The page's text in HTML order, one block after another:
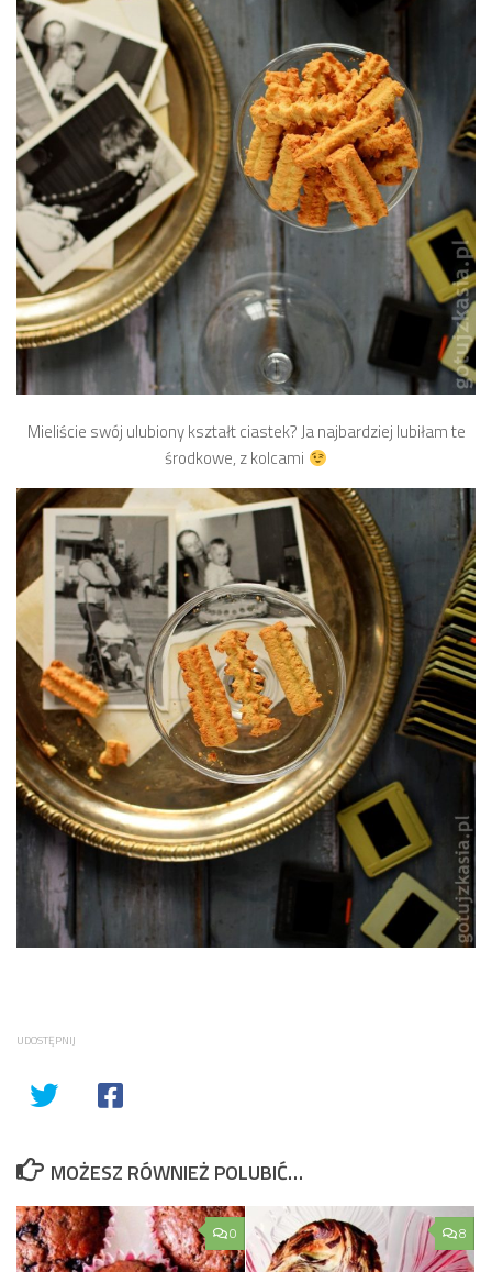
Mieliście swój ulubiony kształt ciastek? Ja najbardziej lubiłam te
środkowe, z kolcami
UDOSTĘPNIJ
MOŻESZ RÓWNIEŻ POLUBIĆ…
0 8